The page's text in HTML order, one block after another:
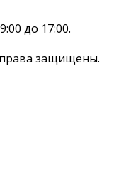
до 17:00.
защищены.